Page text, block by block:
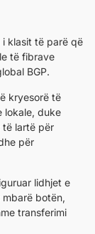
i klasit të parë që
të fibrave
BGP.
kryesorë të
lokale, duke
të lartë për
për
lidhjet e
botën,
transferimi